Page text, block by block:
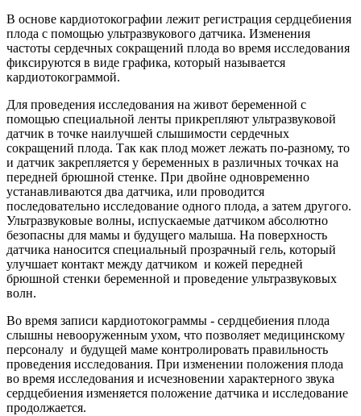
В основе кардиотокографии лежит регистрация сердцебиения
плода с помощью ультразвукового датчика. Изменения
частоты сердечных сокращений плода во время исследования
фиксируются в виде графика, который называется
кардиотокограммой.
Для проведения исследования на живот беременной с
помощью специальной ленты прикрепляют ультразвуковой
датчик в точке наилучшей слышимости сердечных
сокращений плода. Так как плод может лежать по-разному, то
и датчик закрепляется у беременных в различных точках на
передней брюшной стенке. При двойне одновременно
устанавливаются два датчика, или проводится
последовательно исследование одного плода, а затем другого.
Ультразвуковые волны, испускаемые датчиком абсолютно
безопасны для мамы и будущего малыша. На поверхность
датчика наносится специальный прозрачный гель, который
улучшает контакт между датчиком и кожей передней
брюшной стенки беременной и проведение ультразвуковых
волн.
Во время записи кардиотокограммы - сердцебиения плода
слышны невооруженным ухом, что позволяет медицинскому
персоналу и будущей маме контролировать правильность
проведения исследования. При изменении положения плода
во время исследования и исчезновении характерного звука
сердцебиения изменяется положение датчика и исследование
продолжается.